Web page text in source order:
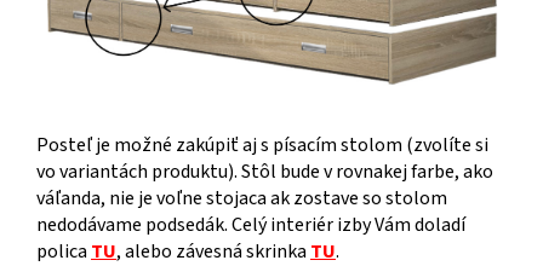
Posteľ je možné zakúpiť aj s písacím stolom (zvolíte si
vo variantách produktu). Stôl bude v rovnakej farbe, ako
váľanda, nie je voľne stojaca ak zostave so stolom
nedodávame podsedák. Celý interiér izby Vám doladí
polica TU, alebo závesná skrinka TU.